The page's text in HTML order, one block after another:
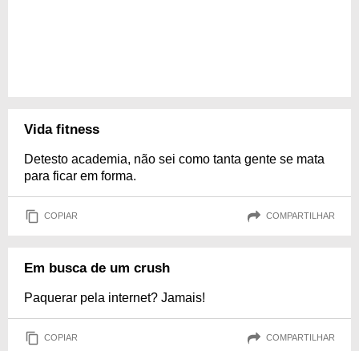
Vida fitness
Detesto academia, não sei como tanta gente se mata
para ficar em forma.
COPIAR COMPARTILHAR
Em busca de um crush
Paquerar pela internet? Jamais!
COPIAR COMPARTILHAR